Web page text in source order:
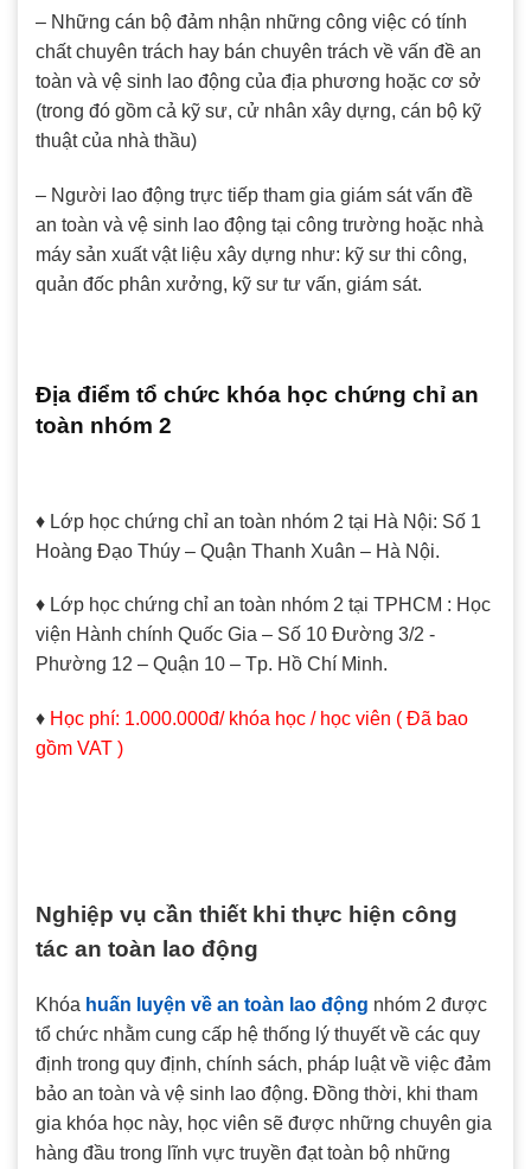
– Những cán bộ đảm nhận những công việc có tính
chất chuyên trách hay bán chuyên trách về vấn đề an
toàn và vệ sinh lao động của địa phương hoặc cơ sở
(trong đó gồm cả kỹ sư, cử nhân xây dựng, cán bộ kỹ
thuật của nhà thầu)
– Người lao động trực tiếp tham gia giám sát vấn đề
an toàn và vệ sinh lao động tại công trường hoặc nhà
máy sản xuất vật liệu xây dựng như: kỹ sư thi công,
quản đốc phân xưởng, kỹ sư tư vấn, giám sát.
Địa điểm tổ chức khóa học chứng chỉ an
toàn nhóm 2
♦ Lớp học chứng chỉ an toàn nhóm 2 tại Hà Nội: Số 1
Hoàng Đạo Thúy – Quận Thanh Xuân – Hà Nội.
♦ Lớp học chứng chỉ an toàn nhóm 2 tại TPHCM : Học
viện Hành chính Quốc Gia – Số 10 Đường 3/2 -
Phường 12 – Quận 10 – Tp. Hồ Chí Minh.
♦ Học phí: 1.000.000đ/ khóa học / học viên ( Đã bao
gồm VAT )
Nghiệp vụ cần thiết khi thực hiện công
tác an toàn lao động
Khóa huấn luyện về an toàn lao động nhóm 2 được
tổ chức nhằm cung cấp hệ thống lý thuyết về các quy
định trong quy định, chính sách, pháp luật về việc đảm
bảo an toàn và vệ sinh lao động. Đồng thời, khi tham
gia khóa học này, học viên sẽ được những chuyên gia
hàng đầu trong lĩnh vực truyền đạt toàn bộ những